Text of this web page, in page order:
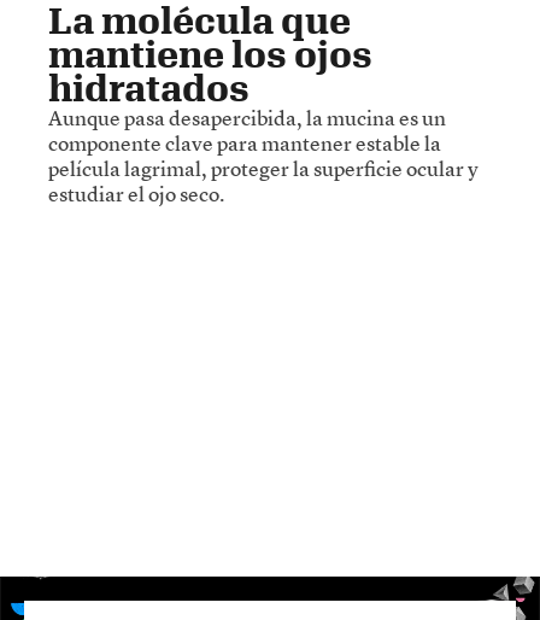
La molécula que
mantiene los ojos
hidratados
Aunque pasa desapercibida, la mucina es un
componente clave para mantener estable la
película lagrimal, proteger la superficie ocular y
estudiar el ojo seco.